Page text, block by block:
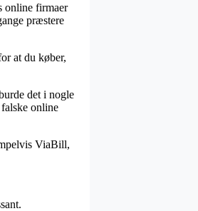
online firmaer
præstere
at du køber,
det i nogle
online
ViaBill,